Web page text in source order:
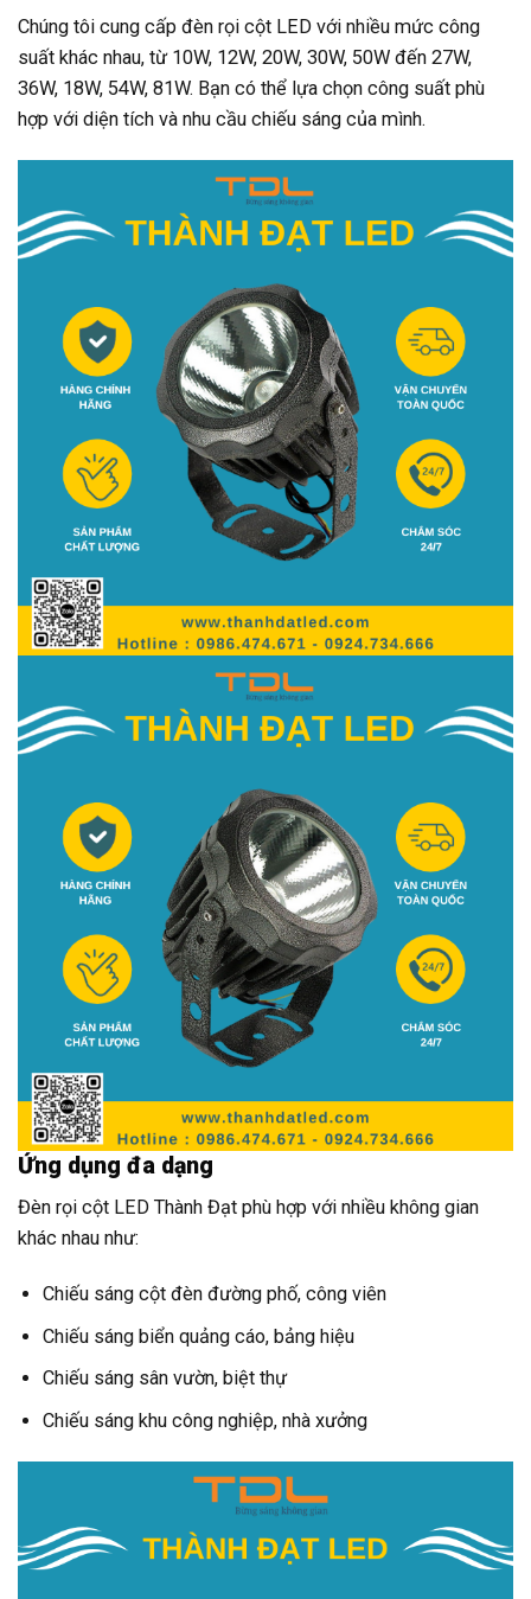
Chúng tôi cung cấp đèn rọi cột LED với nhiều mức công
suất khác nhau, từ 10W, 12W, 20W, 30W, 50W đến 27W,
36W, 18W, 54W, 81W. Bạn có thể lựa chọn công suất phù
hợp với diện tích và nhu cầu chiếu sáng của mình.
Ứng dụng đa dạng
Đèn rọi cột LED Thành Đạt phù hợp với nhiều không gian
khác nhau như:
Chiếu sáng cột đèn đường phố, công viên
Chiếu sáng biển quảng cáo, bảng hiệu
Chiếu sáng sân vườn, biệt thự
Chiếu sáng khu công nghiệp, nhà xưởng